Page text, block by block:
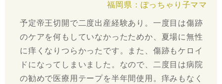
福岡県：ぽっちゃり子ママ
予定帝王切開で二度出産経験あり。一度目は傷跡
のケアを何もしていなかったためか、夏場に無性
に痒くなりつらかったです。また、傷跡もケロイ
ドになってしまいました。なので、二度目は病院
の勧めで医療用テープを半年間使用。痒みもなく